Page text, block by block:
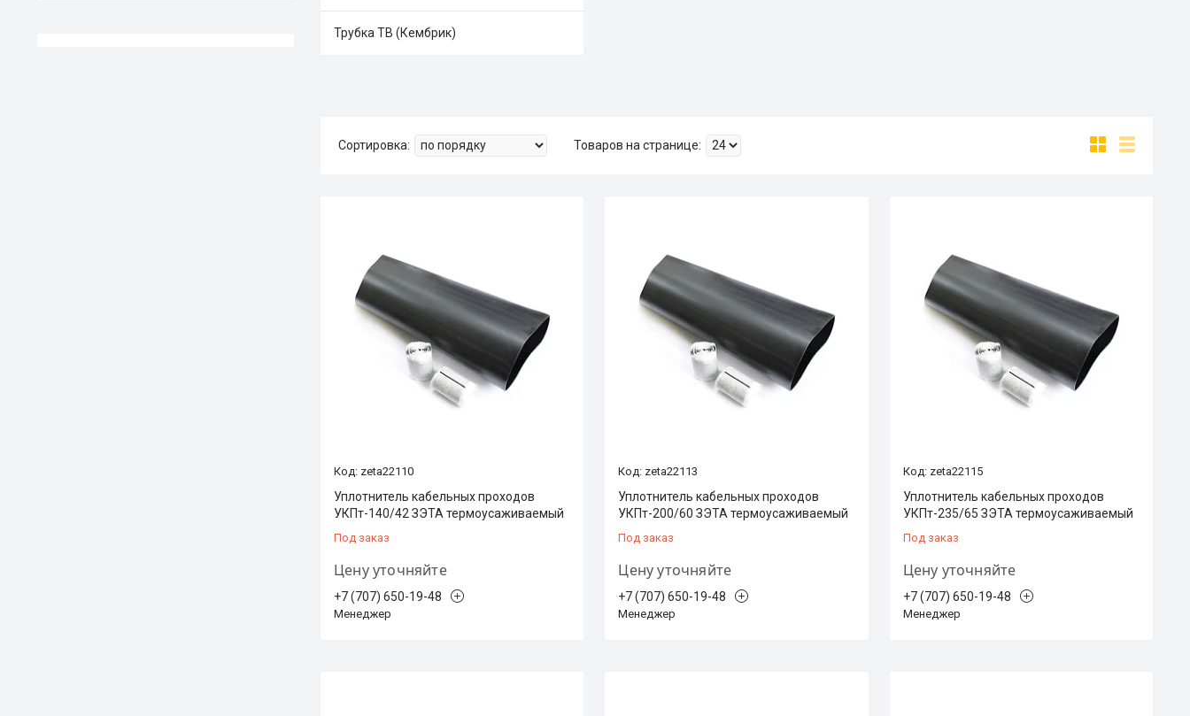
Трубка ТВ (Кембрик)
zeta22110
Уплотнитель кабельных проходов
УКПт-140/42 ЗЭТА термоусаживаемый
Под заказ
Цену уточняйте
+7 (707) 650-19-48
Менеджер
zeta22113
Уплотнитель кабельных проходов
УКПт-200/60 ЗЭТА термоусаживаемый
Под заказ
Цену уточняйте
+7 (707) 650-19-48
Менеджер
zeta22115
Уплотнитель кабельных проходов
УКПт-235/65 ЗЭТА термоусаживаемый
Под заказ
Цену уточняйте
+7 (707) 650-19-48
Менеджер